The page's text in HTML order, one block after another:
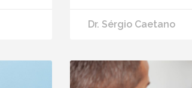
Dr. Sérgio Caetano